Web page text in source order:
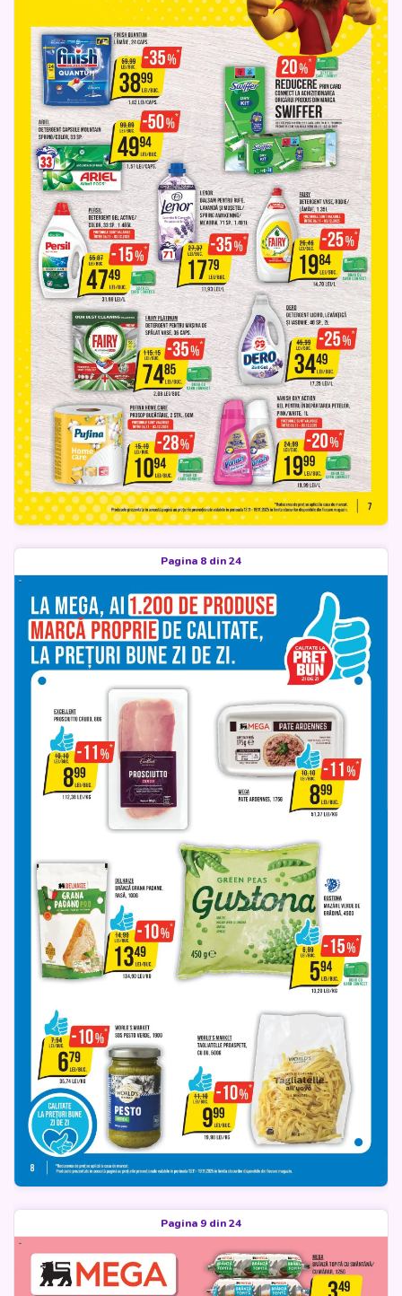
Pagina 8 din 24
Pagina 9 din 24